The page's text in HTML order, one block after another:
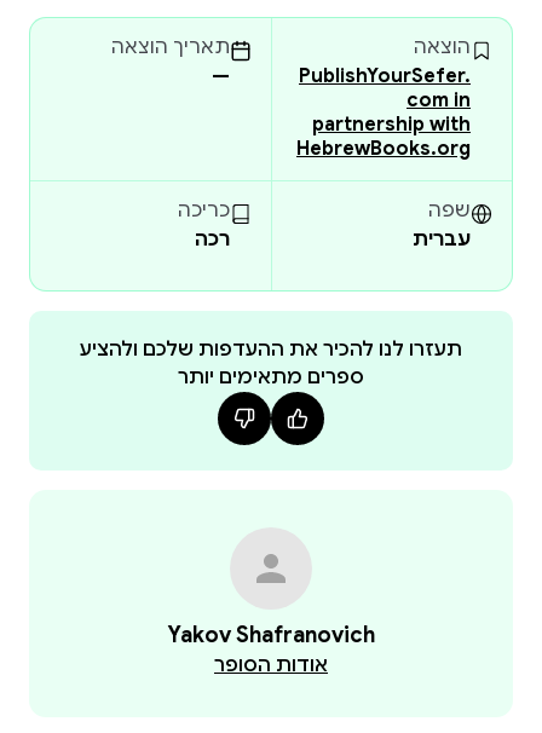
הוצאה
PublishYourSefer.
com in
partnership with
HebrewBooks.org
תאריך הוצאה
—
שפה
עברית
כריכה
רכה
תעזרו לנו להכיר את ההעדפות שלכם ולהציע
ספרים מתאימים יותר
Yakov Shafranovich
אודות הסופר